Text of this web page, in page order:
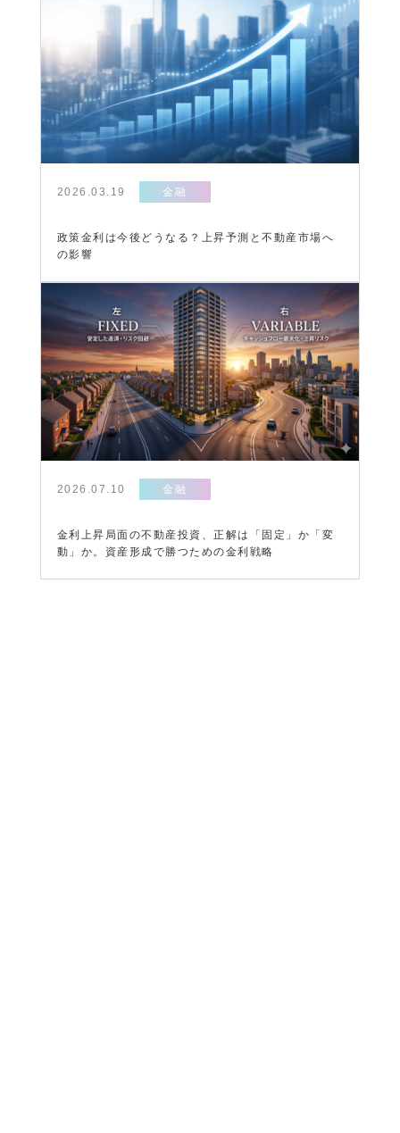
2026.03.19 金融
政策金利は今後どうなる？上昇予測と不動産市場へ
の影響
2026.07.10 金融
金利上昇局面の不動産投資、正解は「固定」か「変
動」か。資産形成で勝つための金利戦略